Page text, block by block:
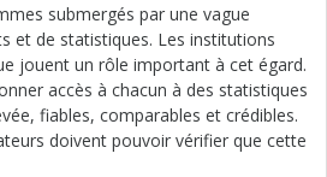
submergés par une vague
et de statistiques. Les institutions
jouent un rôle important à cet égard.
accès à chacun à des statistiques
fiables, comparables et crédibles.
doivent pouvoir vérifier que cette